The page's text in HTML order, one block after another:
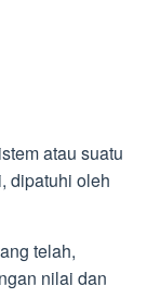
atau suatu
dipatuhi oleh
telah,
nilai dan